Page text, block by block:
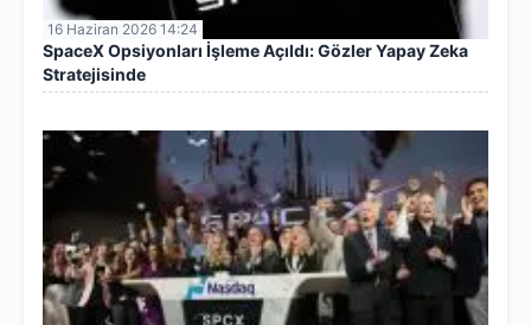
16 Haziran 2026 14:24
SpaceX Opsiyonları İşleme Açıldı: Gözler Yapay Zeka
Stratejisinde